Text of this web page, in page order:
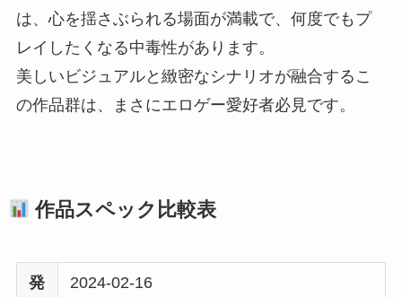
は、心を揺さぶられる場面が満載で、何度でもプ
レイしたくなる中毒性があります。
美しいビジュアルと緻密なシナリオが融合するこ
の作品群は、まさにエロゲー愛好者必見です。
作品スペック比較表
発
2024-02-16